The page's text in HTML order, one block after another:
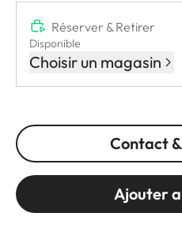
Réserver & Retirer
Disponible
Choisir un magasin
Contact
Ajouter